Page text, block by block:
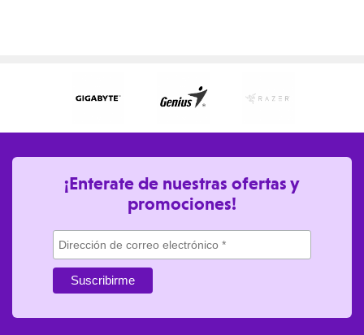
¡Enterate de nuestras ofertas y
promociones!